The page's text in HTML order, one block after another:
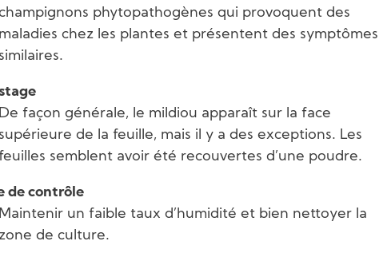
phytopathogènes qui provoquent des
maladies chez les plantes et présentent des symptômes
similaires.
De façon générale, le mildiou apparaît sur la face
supérieure de la feuille, mais il y a des exceptions. Les
semblent avoir été recouvertes d’une poudre.
de contrôle
Maintenir un faible taux d’humidité et bien nettoyer la
zone de culture.